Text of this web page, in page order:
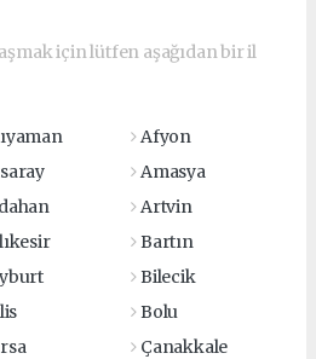
için lütfen aşağıdan bir il
Afyon
Amasya
Artvin
Bartın
Bilecik
Bolu
Çanakkale